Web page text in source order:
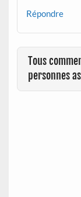
Répondre
Tous
personnes